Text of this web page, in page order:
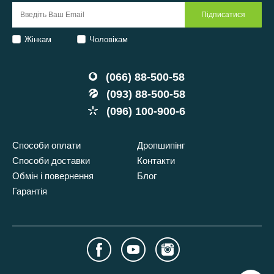
(066) 88-500-58
(093) 88-500-58
(096) 100-900-6
Способи оплати
Способи доставки
Обмін і повернення
Гарантія
Дропшипінг
Контакти
Блог
Жінкам Чоловікам